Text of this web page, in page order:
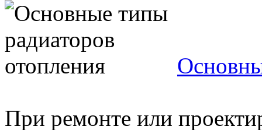
При ремонте или